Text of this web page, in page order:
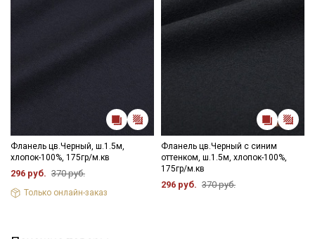
Фланель цв.Черный, ш.1.5м,
хлопок-100%, 175гр/м.кв
296 руб. 370 руб.
Только онлайн-заказ
Фланель цв.Черный с синим
оттенком, ш.1.5м, хлопок-100%,
175гр/м.кв
296 руб. 370 руб.